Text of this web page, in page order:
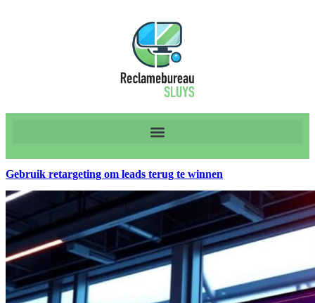
Gebruik retargeting om leads terug te winnen